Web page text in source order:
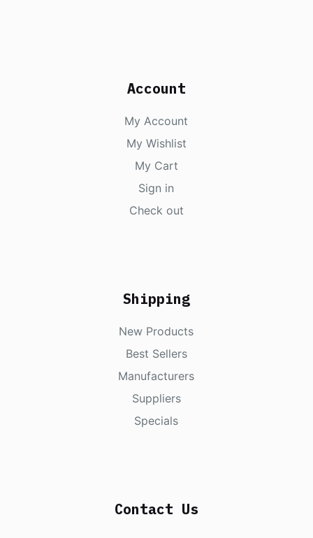
Account
My Account
My Wishlist
My Cart
Sign in
Check out
Shipping
New Products
Best Sellers
Manufacturers
Suppliers
Specials
Contact Us